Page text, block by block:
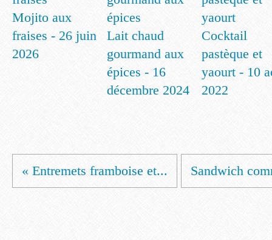
Mojito aux
fraises - 26 juin
2026
Lait chaud
gourmand aux
épices - 16
décembre 2024
Cocktail
pastèque et
yaourt - 10
2022
« Entremets framboise et... Sandwich